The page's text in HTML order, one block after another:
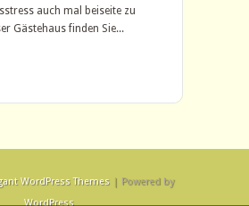
auch mal beiseite zu
Gästehaus finden Sie...
WordPress Themes | Powered by
WordPress